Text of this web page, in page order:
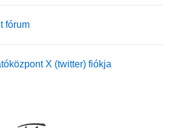
fórum
X (twitter) fiókja